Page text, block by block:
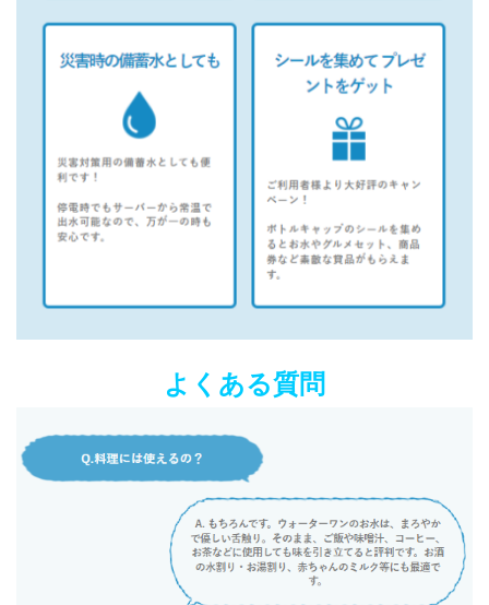
よくある質問